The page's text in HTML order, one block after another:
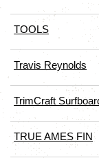
TOOLS
Travis Reynolds
TrimCraft
TRUE AMES FIN